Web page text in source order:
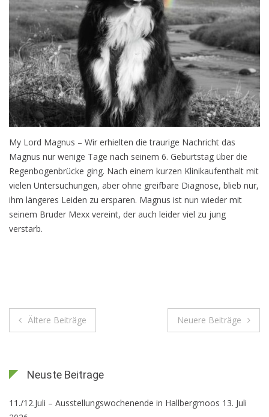
My Lord Magnus – Wir erhielten die traurige Nachricht das
Magnus nur wenige Tage nach seinem 6. Geburtstag über die
Regenbogenbrücke ging. Nach einem kurzen Klinikaufenthalt mit
vielen Untersuchungen, aber ohne greifbare Diagnose, blieb nur,
ihm längeres Leiden zu ersparen. Magnus ist nun wieder mit
seinem Bruder Mexx vereint, der auch leider viel zu jung
verstarb.
Beitragsnavigation
Ältere Beiträge Neuere Beiträge
Neuste Beitrage
11./12.Juli – Ausstellungswochenende in Hallbergmoos 13. Juli